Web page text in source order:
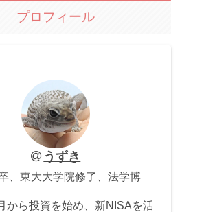
プロフィール
うずき
、東大大学院修了、法学博
から投資を始め、新NISAを活